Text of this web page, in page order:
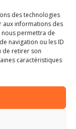
des technologies
aux informations des
nous permettra de
navigation ou les ID
de retirer son
caractéristiques